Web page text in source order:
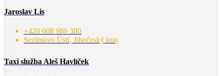
Jaroslav Lis
+420 608 980 380
Sezimovo Ústí, Jihočeský kraj
Taxi služba Aleš Havlíček